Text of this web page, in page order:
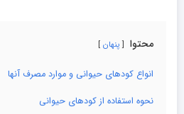
محتوا پنهان
انواع کودهای حیوانی و موارد مصرف آنها
نحوه استفاده از کودهای حیوانی